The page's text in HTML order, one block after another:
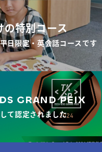
の特別コース
日限定・英会話コースです
GRAND PEIX
て認定されました